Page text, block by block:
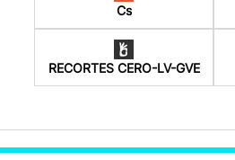
Cs
RECORTES CERO-LV-GVE